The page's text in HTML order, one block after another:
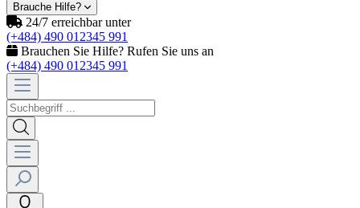
Brauche Hilfe?
24/7 erreichbar unter
(+484) 490 012345 991
Brauchen Sie Hilfe? Rufen Sie uns an
(+484) 490 012345 991